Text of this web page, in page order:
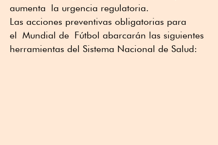
aumenta la urgencia regulatoria.
Las acciones preventivas obligatorias para
el Mundial de Fútbol abarcarán las siguientes
herramientas del Sistema Nacional de Salud: